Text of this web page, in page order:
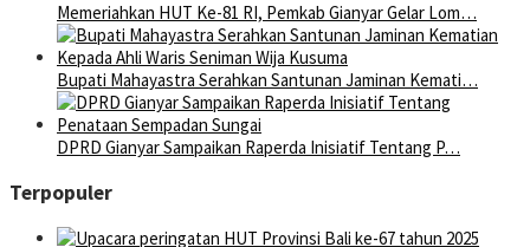
Memeriahkan HUT Ke-81 RI, Pemkab Gianyar Gelar Lom…
Bupati Mahayastra Serahkan Santunan Jaminan Kemati…
DPRD Gianyar Sampaikan Raperda Inisiatif Tentang P…
Terpopuler